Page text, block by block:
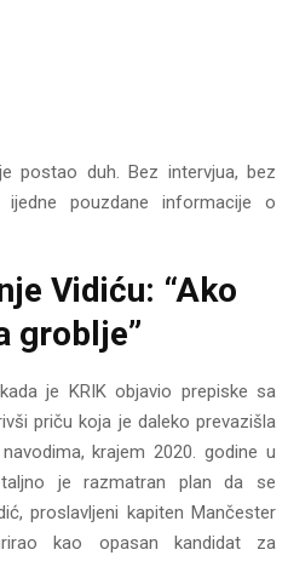
postao duh. Bez intervjua, bez
ijedne pouzdane informacije o
Vidiću: “Ako
groblje”
je KRIK objavio prepiske sa
priču koja je daleko prevazišla
krajem 2020. godine u
je razmatran plan da se
proslavljeni kapiten Mančester
kao opasan kandidat za